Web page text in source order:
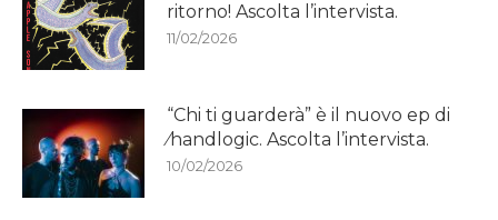
ritorno! Ascolta l’intervista.
11/02/2026
“Chi ti guarderà” è il nuovo ep di
⁄handlogic. Ascolta l’intervista.
10/02/2026